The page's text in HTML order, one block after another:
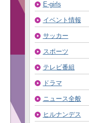
E-girls
イベント情報
サッカー
スポーツ
テレビ番組
ドラマ
ニュース全般
ヒルナンデス